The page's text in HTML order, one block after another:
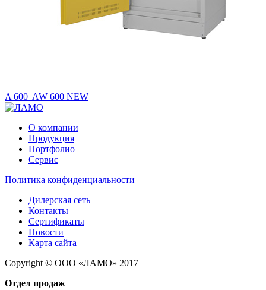
A 600 AW 600 NEW
О компании
Продукция
Портфолио
Сервис
Политика конфиденциальности
Дилерская сеть
Контакты
Сертификаты
Новости
Карта сайта
Copyright © ООО «ЛАМО» 2017
Отдел продаж